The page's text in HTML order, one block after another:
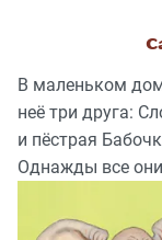
В маленьком
неё три друга:
и пёстрая
Однажды все